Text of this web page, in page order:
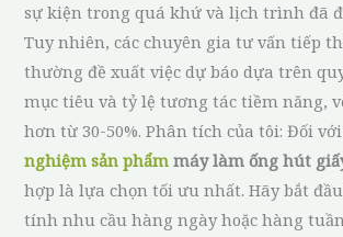
sự kiện trong quá khứ và lịch trình đã
Tuy nhiên, các chuyên gia tư vấn tiếp
thường đề xuất việc dự báo dựa trên
mục tiêu và tỷ lệ tương tác tiềm năng,
hơn từ 30-50%. Phân tích của tôi: Đối
nghiệm sản phẩm máy làm ống hút
hợp là lựa chọn tối ưu nhất. Hãy bắt
tính nhu cầu hàng ngày hoặc hàng